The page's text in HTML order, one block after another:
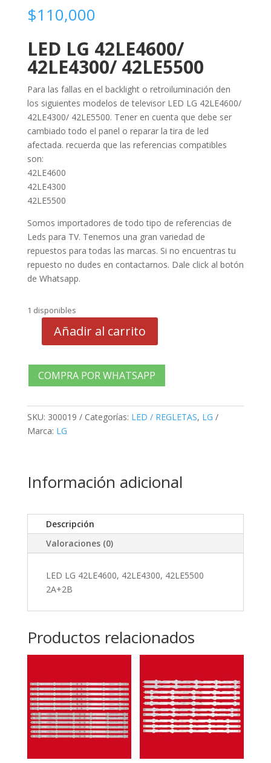
$110,000
LED LG 42LE4600/
42LE4300/ 42LE5500
Para las fallas en el backlight o retroiluminación den
los siguientes modelos de televisor LED LG 42LE4600/
42LE4300/ 42LE5500. Tener en cuenta que debe ser
cambiado todo el panel o reparar la tira de led
afectada. recuerda que las referencias compatibles
son:
42LE4600
42LE4300
42LE5500
Somos importadores de todo tipo de referencias de
Leds para TV. Tenemos una gran variedad de
repuestos para todas las marcas. Si no encuentras tu
repuesto no dudes en contactarnos. Dale click al botón
de Whatsapp.
1 disponibles
42LE4600,
42LE4300,
2A+2B
cantidad
Añadir al carrito
COMPRA POR WHATSAPP
SKU: 300019 Categorías: LED / REGLETAS, LG
Marca: LG
Información adicional
Descripción
Valoraciones (0)
LED LG 42LE4600, 42LE4300, 42LE5500
2A+2B
Productos relacionados